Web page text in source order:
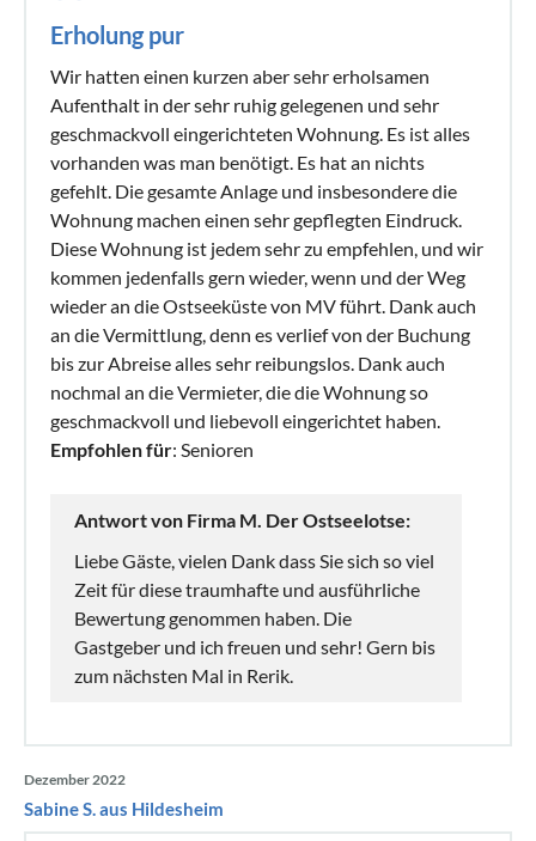
Erholung pur
Wir hatten einen kurzen aber sehr erholsamen
Aufenthalt in der sehr ruhig gelegenen und sehr
geschmackvoll eingerichteten Wohnung. Es ist alles
vorhanden was man benötigt. Es hat an nichts
gefehlt. Die gesamte Anlage und insbesondere die
Wohnung machen einen sehr gepflegten Eindruck.
Diese Wohnung ist jedem sehr zu empfehlen, und wir
kommen jedenfalls gern wieder, wenn und der Weg
wieder an die Ostseeküste von MV führt. Dank auch
an die Vermittlung, denn es verlief von der Buchung
bis zur Abreise alles sehr reibungslos. Dank auch
nochmal an die Vermieter, die die Wohnung so
geschmackvoll und liebevoll eingerichtet haben.
Empfohlen für: Senioren
Antwort von Firma M. Der Ostseelotse:
Liebe Gäste, vielen Dank dass Sie sich so viel
Zeit für diese traumhafte und ausführliche
Bewertung genommen haben. Die
Gastgeber und ich freuen und sehr! Gern bis
zum nächsten Mal in Rerik.
Dezember 2022
Sabine S. aus Hildesheim